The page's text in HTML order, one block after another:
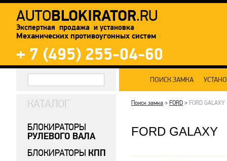
AUTOBLOKIRATOR.RU
Экспертная продажа и установка
Механических противоугонных систем
+ 7 (495) 255-04-60
ПОИСК ЗАМКА
Поиск замка > FORD > FORD GALAXY
FORD GALAXY
КАТАЛОГ
БЛОКИРАТОРЫ
РУЛЕВОГО ВАЛА
БЛОКИРАТОРЫ КПП